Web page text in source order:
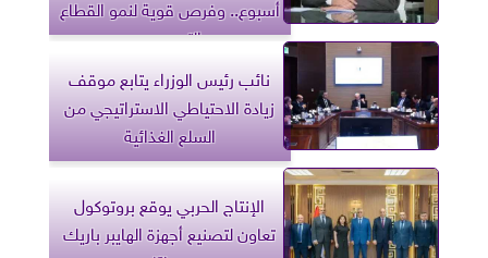
أسبوع.. وفرص قوية لنمو القطاع
التصديري
نائب رئيس الوزراء يتابع موقف
زيادة الاحتياطي الاستراتيجي من
السلع الغذائية
الإنتاج الحربي يوقع بروتوكول
تعاون لتصنيع أجهزة الهايبر باريك